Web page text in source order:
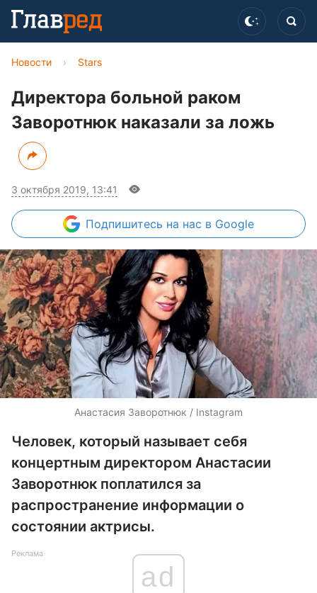
Новости › Stars
Директора больной раком
Заворотнюк наказали за ложь
3 октября 2019, 13:41
Подпишитесь на нас в Google
Анастасия Заворотнюк / Instagram
Человек, который называет себя
концертным директором Анастасии
Заворотнюк поплатился за
распространение информации о
состоянии актрисы.
Реклама
ad